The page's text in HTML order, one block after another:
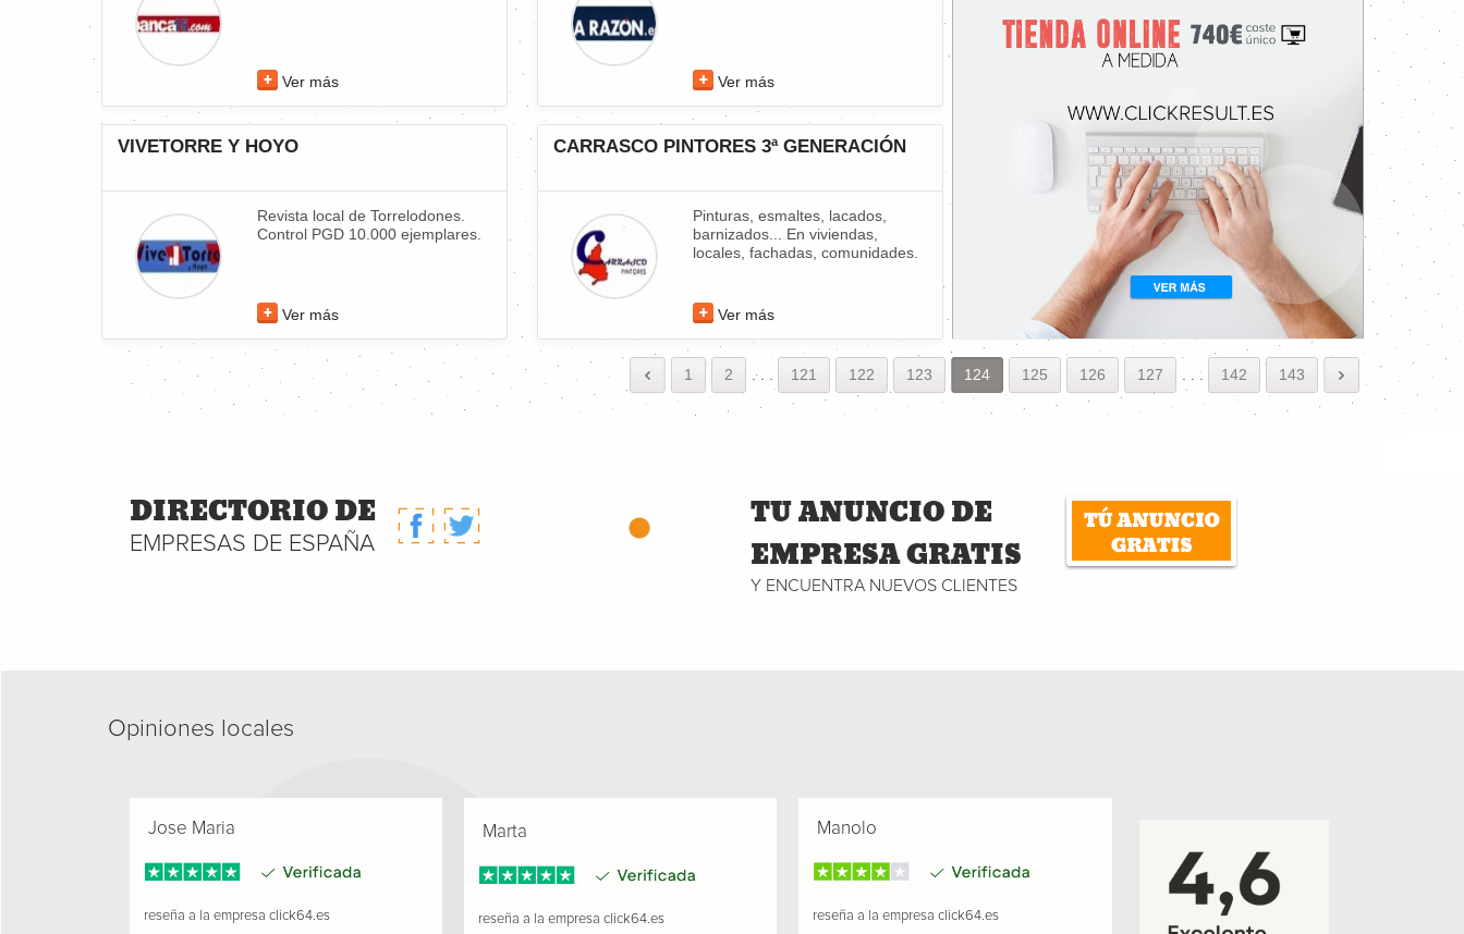
Ver más Ver más
VIVETORRE Y HOYO
Revista local de Torrelodones.
Control PGD 10.000 ejemplares.
Ver más
CARRASCO PINTORES 3ª GENERACIÓN
Pinturas, esmaltes, lacados,
barnizados... En viviendas,
locales, fachadas, comunidades.
Ver más
1 2 . . . 121 122 123 124 125 126 127 . . . 142 143
DIRECTORIO DE
EMPRESAS DE ESPAÑA
TU ANUNCIO DE
EMPRESA GRATIS
Y ENCUENTRA NUEVOS CLIENTES
Opiniones locales
Jose Maria
reseña a la empresa click64.es
Marta
reseña a la empresa click64.es
Manolo
reseña a la empresa click64.es